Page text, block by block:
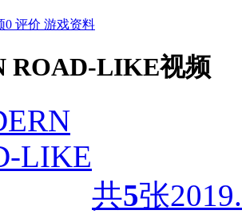
0 评价 游戏资料
ROAD-LIKE视频
共5张